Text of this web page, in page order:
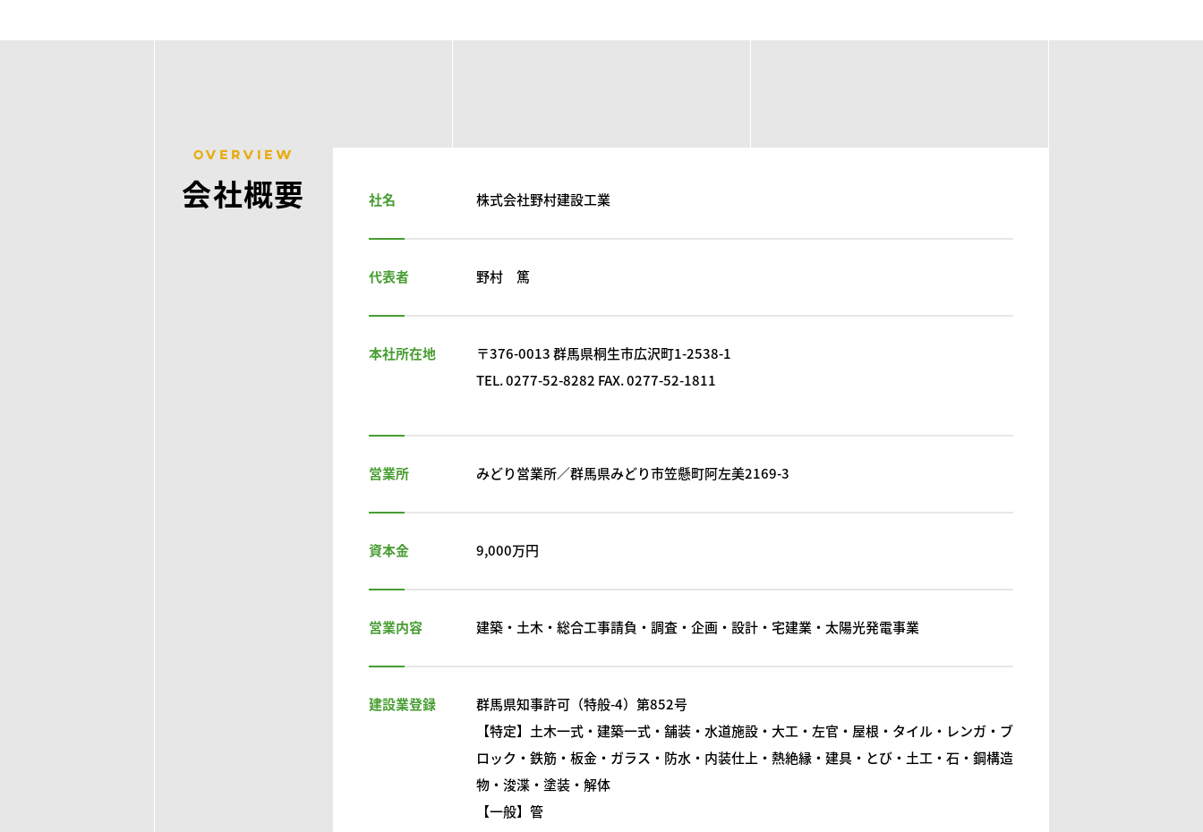
OVERVIEW
会社概要 社名 株式会社野村建設工業
代表者 野村 篤
本社所在地
〒376-0013 群馬県桐生市広沢町1-2538-1
TEL. 0277-52-8282 FAX. 0277-52-1811
営業所 みどり営業所／群馬県みどり市笠懸町阿左美2169-3
資本金 9,000万円
営業内容 建築・土木・総合工事請負・調査・企画・設計・宅建業・太陽光発電事業
建設業登録
群馬県知事許可（特般-4）第852号
【特定】土木一式・建築一式・舗装・水道施設・大工・左官・屋根・タイル・レンガ・ブ
ロック・鉄筋・板金・ガラス・防水・内装仕上・熱絶縁・建具・とび・土工・石・鋼構造
物・浚渫・塗装・解体
【一般】管